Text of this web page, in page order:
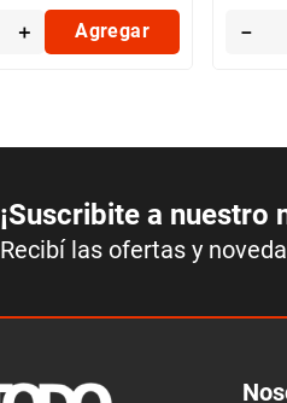
＋ Agregar －
¡Suscribite a nuestro
Recibí las ofertas y